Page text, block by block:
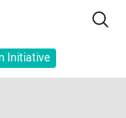
Initiative